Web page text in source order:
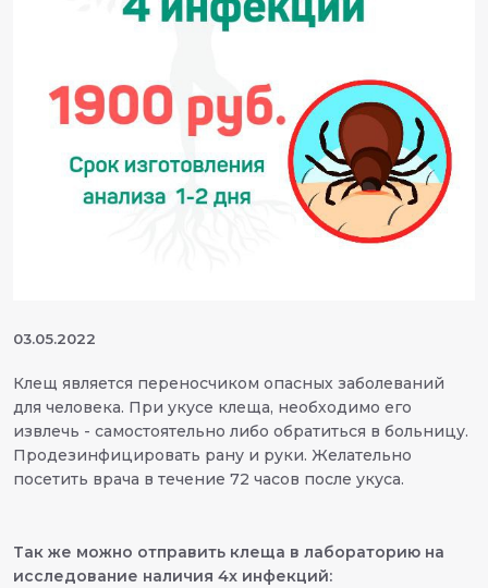
03.05.2022
Клещ является переносчиком опасных заболеваний
для человека. При укусе клеща, необходимо его
извлечь - самостоятельно либо обратиться в больницу.
Продезинфицировать рану и руки. Желательно
посетить врача в течение 72 часов после укуса.
Так же можно отправить клеща в лабораторию на
исследование наличия 4х инфекций: